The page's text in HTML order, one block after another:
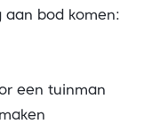
aan bod komen:
een tuinman